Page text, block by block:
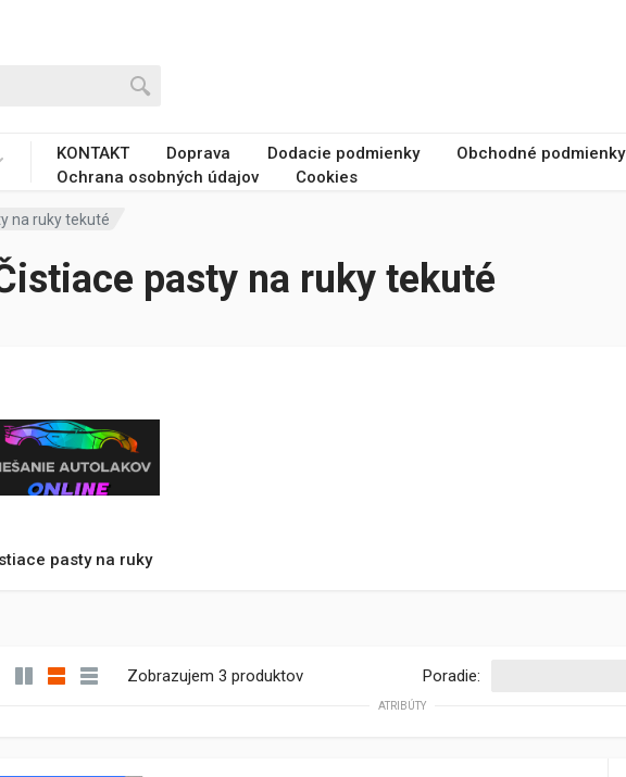
KONTAKT Doprava Dodacie podmienky
Obchodné podmienky
Ochrana osobných údajov
Cookies
na ruky tekuté
pasty na ruky tekuté
pasty na ruky
Zobrazujem 3 produktov Poradie:
ATRIBÚTY